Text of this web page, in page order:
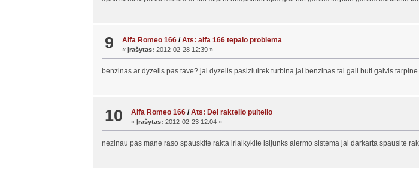
9 Alfa Romeo 166 /Ats: alfa 166 tepalo problema
«Įrašytas: 2012-02-28 12:39 »
benzinas ar dyzelis pas tave? jai dyzelis pasiziuirek turbina jai benzinas tai gali buti galvis
10 Alfa Romeo 166 /Ats: Del raktelio pultelio
« Įrašytas: 2012-02-23 12:04 »
nezinau pas mane raso spauskite rakta irlaikykite isijunks alermo sistema jai darkarta spausite